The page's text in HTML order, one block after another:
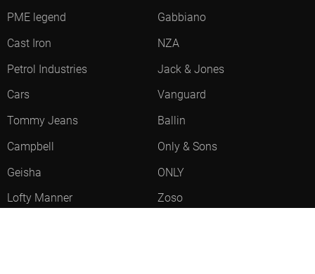
PME legend
Gabbiano
Cast Iron
NZA
Petrol Industries
Jack & Jones
Cars
Vanguard
Tommy Jeans
Ballin
Campbell
Only & Sons
Geisha
ONLY
Lofty Manner
Zoso